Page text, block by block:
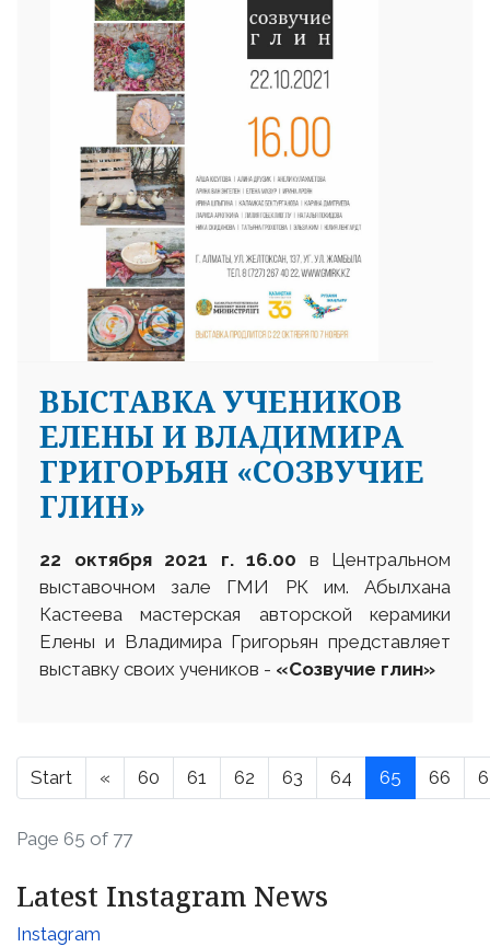
ВЫСТАВКА УЧЕНИКОВ
ЕЛЕНЫ И ВЛАДИМИРА
ГРИГОРЬЯН «СОЗВУЧИЕ
ГЛИН»
22 октября 2021 г. 16.00 в Центральном
выставочном зале ГМИ РК им. Абылхана
Кастеева мастерская авторской керамики
Елены и Владимира Григорьян представляет
выставку своих учеников - «Созвучие глин»
Start « 60 61 62 63 64 65 66
Page 65 of 77
Latest Instagram News
Instagram